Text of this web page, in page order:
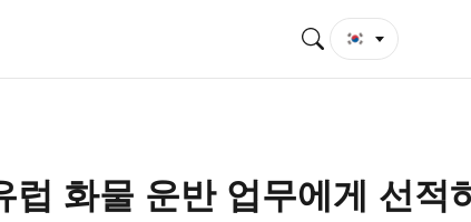
럽 화물 운반 업무에게 선적